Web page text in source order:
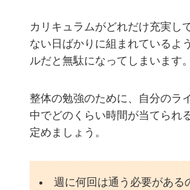
カリキュラムがどれだけ充実し
ない日ばかりに組まれているよ
ルだと無駄になってしまいます。
整体の勉強のために、自分のラ
中でどのくらい時間が当てられ
定めましょう。
週に何回は通う必要がある